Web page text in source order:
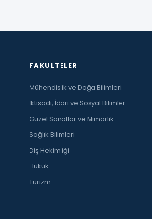
FAKÜLTELER
Mühendislik ve Doğa Bilimleri
İktisadi, İdari ve Sosyal Bilimler
Güzel Sanatlar ve Mimarlık
Sağlık Bilimleri
Diş Hekimliği
Hukuk
Turizm